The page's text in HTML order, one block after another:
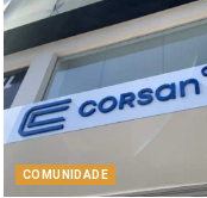
COMUNIDADE